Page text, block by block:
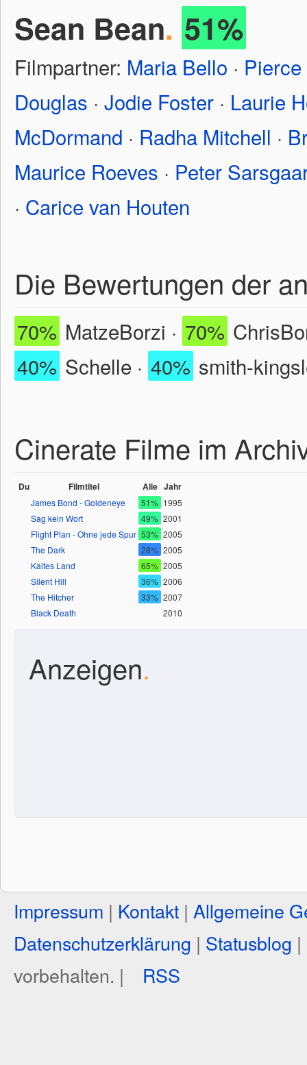
Sean Bean. 51%
Filmpartner: Maria Bello ·
Douglas · Jodie Foster · Laurie
McDormand · Radha Mitchell ·
Maurice Roeves · Peter
· Carice van Houten
Die Bewertungen der
70% MatzeBorzi · 70%
40% Schelle · 40% smith-
Cinerate Filme im
Du Filmtitel Alle Jahr
James Bond - Goldeneye 51% 1995
Sag kein Wort
49% 2001
Flight Plan - Ohne jede Spur 53% 2005
The Dark
28% 2005
Kaltes Land
65% 2005
Silent Hill
36% 2006
The Hitcher
33% 2007
Black Death
2010
Anzeigen.
Impressum | Kontakt | Allgemeine
Datenschutzerklärung | Statusblog |
vorbehalten. |
RSS